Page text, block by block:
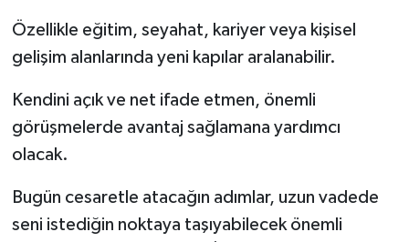
Özellikle eğitim, seyahat, kariyer veya kişisel
gelişim alanlarında yeni kapılar aralanabilir.
Kendini açık ve net ifade etmen, önemli
görüşmelerde avantaj sağlamana yardımcı
olacak.
Bugün cesaretle atacağın adımlar, uzun vadede
seni istediğin noktaya taşıyabilecek önemli